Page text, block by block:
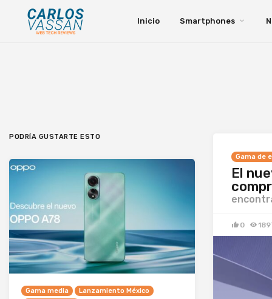
Inicio Smartphones
Gama de
El
0
PODRÍA GUSTARTE ESTO
Gama media
Lanzamiento México